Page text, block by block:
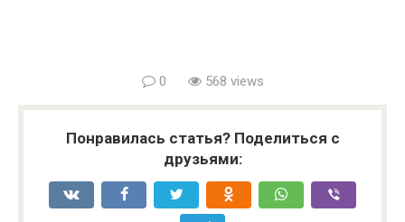
0 568 views
Понравилась статья? Поделиться с
друзьями: